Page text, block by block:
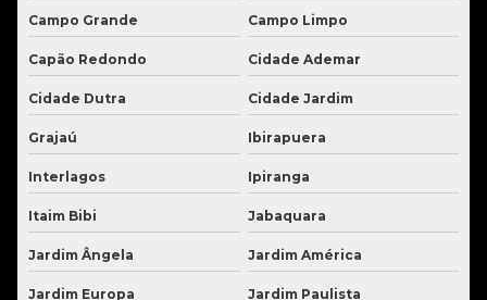
Campo Grande Campo Limpo
Capão Redondo Cidade Ademar
Cidade Dutra Cidade Jardim
Grajaú Ibirapuera
Interlagos Ipiranga
Itaim Bibi Jabaquara
Jardim Ângela Jardim América
Jardim Europa Jardim Paulista